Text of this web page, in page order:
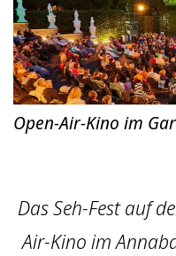
Open-Air-Kino im
Das Seh-Fest auf
Air-Kino im